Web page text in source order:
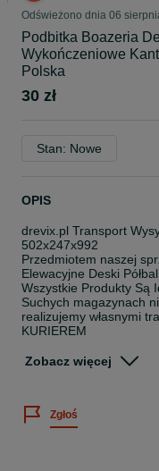
Odświeżono dnia 06
Podbitka Boazeria
Wykończeniowe
Polska
30 zł
Stan: Nowe
OPIS
drevix.pl Transport
502x247x992
Przedmiotem naszej
Elewacyjne Deski
Wszystkie Produkty Są
Suchych magazynach
realizujemy własnymi
KURIEREM
Gr 11mm szer9,6
Gr. 2 cm szer. 13 cm
Gr.2.2 cm szer 12cm
Zobacz więcej
Zgłoś